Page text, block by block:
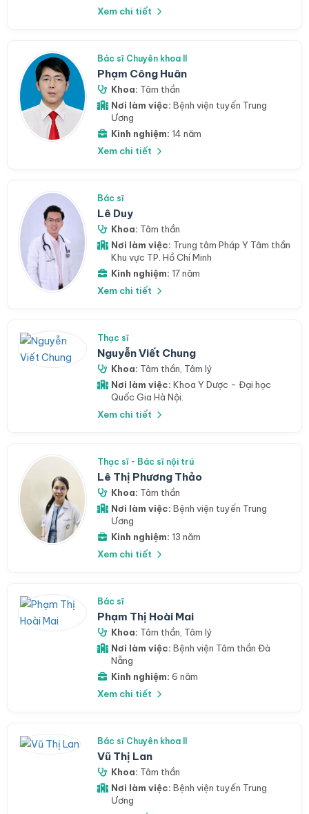
Xem chi tiết
Bác sĩ Chuyên khoa II
Phạm Công Huân
Khoa: Tâm thần
Nơi làm việc: Bệnh viện tuyến Trung
Ương
Kinh nghiệm: 14 năm
Xem chi tiết
Bác sĩ
Lê Duy
Khoa: Tâm thần
Nơi làm việc: Trung tâm Pháp Y Tâm thần
Khu vực TP. Hồ Chí Minh
Kinh nghiệm: 17 năm
Xem chi tiết
Thạc sĩ
Nguyễn Viết Chung
Khoa: Tâm thần Tâm lý
Nơi làm việc: Khoa Y Dược - Đại học
Quốc Gia Hà Nội.
Xem chi tiết
Thạc sĩ - Bác sĩ nội trú
Lê Thị Phương Thảo
Khoa: Tâm thần
Nơi làm việc: Bệnh viện tuyến Trung
Ương
Kinh nghiệm: 13 năm
Xem chi tiết
Bác sĩ
Phạm Thị Hoài Mai
Khoa: Tâm thần Tâm lý
Nơi làm việc: Bệnh viện Tâm thần Đà
Nẵng
Kinh nghiệm: 6 năm
Xem chi tiết
Bác sĩ Chuyên khoa II
Vũ Thị Lan
Khoa: Tâm thần
Nơi làm việc: Bệnh viện tuyến Trung
Ương